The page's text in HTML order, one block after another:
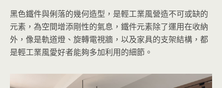
黑色鐵件與俐落的幾何造型，是輕工業風營造不可或缺的
元素，為空間增添剛性的氣息，鐵件元素除了運用在收納
外，像是軌道燈、旋轉電視牆，以及家具的支架結構，都
是輕工業風愛好者能夠多加利用的細節。